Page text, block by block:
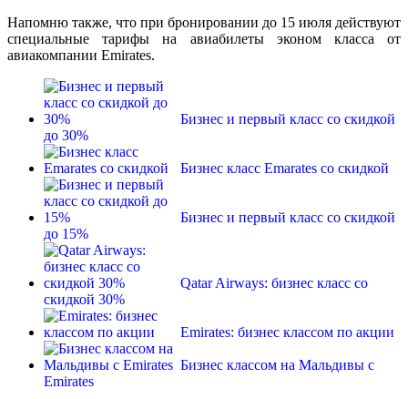
Напомню также, что при бронировании до 15 июля действуют
специальные тарифы на авиабилеты эконом класса от
авиакомпании Emirates.
Бизнес и первый класс со скидкой
до 30%
Бизнес класс Emarates со скидкой
Бизнес и первый класс со скидкой
до 15%
Qatar Airways: бизнес класс со
скидкой 30%
Emirates: бизнес классом по акции
Бизнес классом на Мальдивы с
Emirates